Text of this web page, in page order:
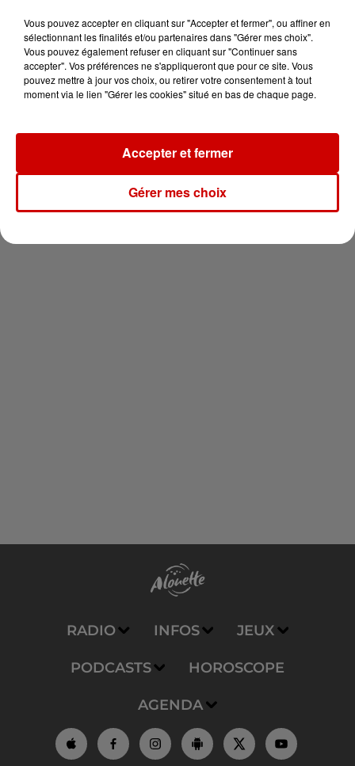
Le Duel - Gagnez votre balade
en jet ski !
Newsletter
RADIO INFOS JEUX
PODCASTS HOROSCOPE
AGENDA
Vous pouvez accepter en cliquant sur "Accepter et fermer", ou affiner en
sélectionnant les finalités et/ou partenaires dans "Gérer mes choix".
Vous pouvez également refuser en cliquant sur "Continuer sans
accepter". Vos préférences ne s'appliqueront que pour ce site. Vous
pouvez mettre à jour vos choix, ou retirer votre consentement à tout
moment via le lien "Gérer les cookies" situé en bas de chaque page.
Gérer mes choix
Accepter et fermer